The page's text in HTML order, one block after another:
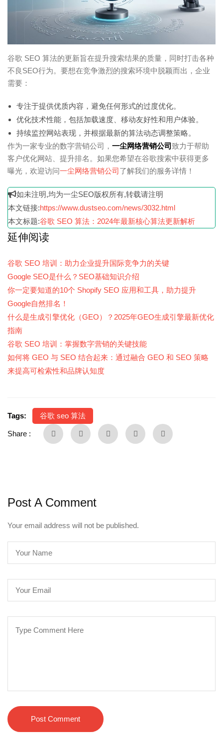
谷歌 SEO 算法的更新旨在提升搜索结果的质量，同时打击各种
不良SEO行为。要想在竞争激烈的搜索环境中脱颖而出，企业
需要：
专注于提供优质内容，避免任何形式的过度优化。
优化技术性能，包括加载速度、移动友好性和用户体验。
持续监控网站表现，并根据最新的算法动态调整策略。
作为一家专业的数字营销公司， 一尘网络营销公司致力于帮助
客户优化网站、提升排名。如果您希望在谷歌搜索中获得更多
曝光，欢迎访问一尘网络营销公司了解我们的服务详情！
如未注明,均为一尘SEO版权所有,转载请注明
本文链接:https://www.dustseo.com/news/3032.html
本文标题:谷歌 SEO 算法：2024年最新核心算法更新解析
延伸阅读
谷歌 SEO 培训：助力企业提升国际竞争力的关键
Google SEO是什么？SEO基础知识介绍
你一定要知道的10个 Shopify SEO 应用和工具，助力提升
Google自然排名！
什么是生成引擎优化（GEO）？2025年GEO生成引擎最新优化
指南
谷歌 SEO 培训：掌握数字营销的关键技能
如何将 GEO 与 SEO 结合起来：通过融合 GEO 和 SEO 策略
来提高可检索性和品牌认知度
Tags: 谷歌 seo 算法
Share :
Post A Comment
Your email address will not be published.
Post Comment